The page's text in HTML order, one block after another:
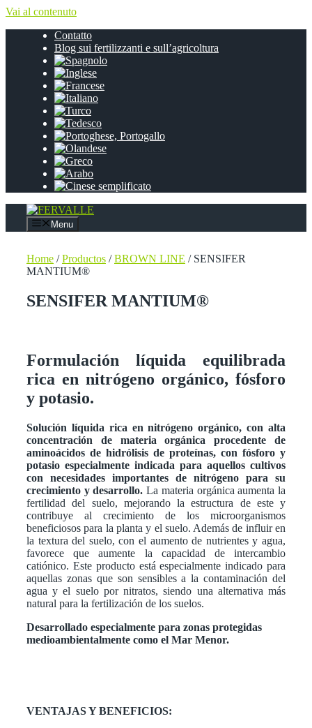
Vai al contenuto
Contatto
Blog sui fertilizzanti e sull’agricoltura
Menu
Home /Productos /BROWN LINE / SENSIFER
MANTIUM®
SENSIFER MANTIUM®
Formulación líquida equilibrada
rica en nitrógeno orgánico, fósforo
y potasio.
Solución líquida rica en nitrógeno orgánico, con alta
concentración de materia orgánica procedente de
aminoácidos de hidrólisis de proteínas, con fósforo y
potasio especialmente indicada para aquellos cultivos
con necesidades importantes de nitrógeno para su
crecimiento y desarrollo. La materia orgánica aumenta la
fertilidad del suelo, mejorando la estructura de este y
contribuye al crecimiento de los microorganismos
beneficiosos para la planta y el suelo. Además de influir en
la textura del suelo, con el aumento de nutrientes y agua,
favorece que aumente la capacidad de intercambio
catiónico. Este producto está especialmente indicado para
aquellas zonas que son sensibles a la contaminación del
agua y el suelo por nitratos, siendo una alternativa más
natural para la fertilización de los suelos.
Desarrollado especialmente para zonas protegidas
medioambientalmente como el Mar Menor.
VENTAJAS Y BENEFICIOS: